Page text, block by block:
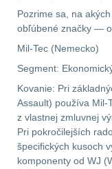
Pozrime sa, na
obľúbené značky —
Mil-Tec (Nemecko)
Segment:
Kovanie: Pri
Assault) používa Mil-
z vlastnej zmluvnej
Pri pokročilejších
špecifických kusoch
komponenty od WJ